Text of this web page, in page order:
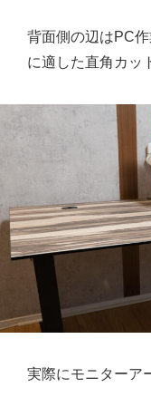
背面側の辺はPC
に適した直角カッ
実際にモニターア